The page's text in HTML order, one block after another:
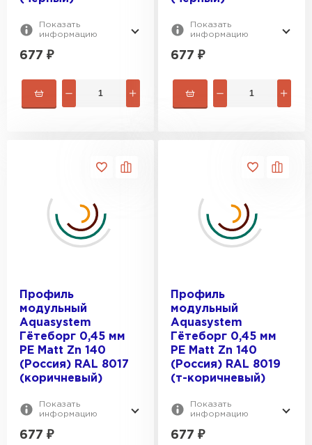
Показать
информацию
677 ₽
Показать
информацию
677 ₽
Профиль
модульный
Aquasystem
Гётеборг 0,45 мм
PE Matt Zn 140
(Россия) RAL 8017
(коричневый)
Показать
информацию
677 ₽
Профиль
модульный
Aquasystem
Гётеборг 0,45 мм
PE Matt Zn 140
(Россия) RAL 8019
(т-коричневый)
Показать
информацию
677 ₽